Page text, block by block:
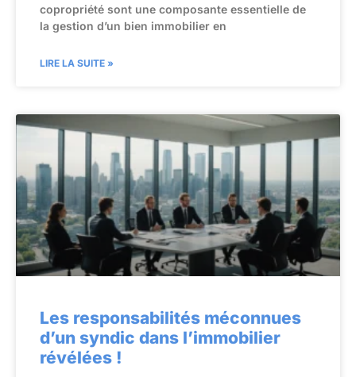
copropriété sont une composante essentielle de
la gestion d’un bien immobilier en
LIRE LA SUITE »
Les responsabilités méconnues
d’un syndic dans l’immobilier
révélées !